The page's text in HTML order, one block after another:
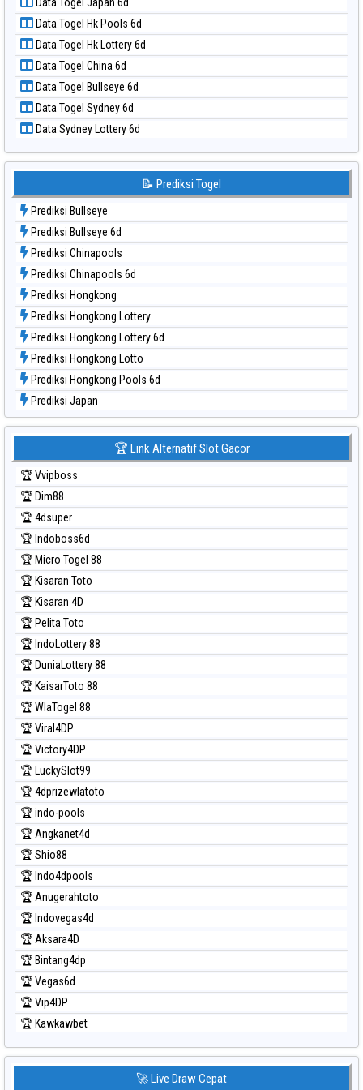
📝 Pola Dasar Sydney Lottery 6d
📝 Pola Dasar Sydney Lotto
📝 Pola Dasar Sydney Pools 6d
📝 Pola Dasar Taipei
📝 Pola Dasar Taiwan
Data Togel Hongkong Pools 6d
Data Togel Japan
Data Togel Japan 6d
Data Togel Korea
Data Togel Kuda Lari
Data Togel Magnum Cambodia
Data Togel Nagoya
Data Togel North Carolina Day
Data Togel Pcso
Data Togel Sao Paulo
Data Togel Singapore
Data Togel Sydney
Data Togel Sydney Lottery
Data Togel Sydney Lottery 6d
Data Togel Sydney Lotto
Data Togel Sydney Pools 6d
Data Togel Taipei
Data Togel Taiwan
📝 Data Togel 6d
Data Togel Japan 6d
Data Togel Hk Pools 6d
Data Togel China 6d
Data Togel Sydney 6d
Data Sydney Lottery 6d
📝 Prediksi Togel
Prediksi Bullseye
Prediksi Bullseye 6d
Prediksi Chinapools
Prediksi Chinapools 6d
Prediksi Hongkong
Prediksi Hongkong Lottery
Prediksi Hongkong Lottery 6d
Prediksi Hongkong Lotto
Prediksi Hongkong Pools 6d
Prediksi Japan
Prediksi Japan 6d
Prediksi Korea
Prediksi Kuda Lari
Prediksi Magnum Cambodia
Prediksi Nagoya
Prediksi North Carolina Day
Prediksi Pcso
Prediksi Sao Paulo
Prediksi Singapore
Prediksi Sydney
Prediksi Sydney Lottery
Prediksi Sydney Lottery 6d
Prediksi Sydney Lotto
Prediksi Sydney Pools 6d
Prediksi Taipei
Prediksi Taiwan
🏆 Link Alternatif Slot Gacor
🏆 Vvipboss
🏆 Dim88
🏆 4dsuper
🏆 Indoboss6d
🏆 Micro Togel 88
🏆 Kisaran Toto
🏆 Kisaran 4D
🏆 Pelita Toto
🏆 IndoLottery 88
🏆 DuniaLottery 88
🏆 KaisarToto 88
🏆 WlaTogel 88
🏆 Viral4DP
🏆 Victory4DP
🏆 LuckySlot99
🏆 4dprizewlatoto
🏆 indo-pools
🏆 Angkanet4d
🏆 Shio88
🏆 Indo4dpools
🏆 Anugerahtoto
🏆 Indovegas4d
🏆 Bintang4dp